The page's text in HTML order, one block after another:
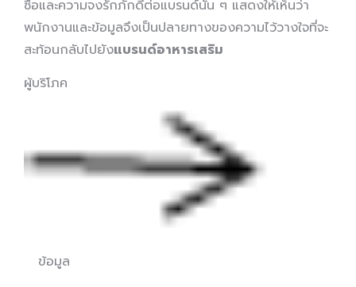
ซื้อและความจงรักภักดีต่อแบรนด์นั้น ๆ แสดงให้เห็นว่า
พนักงานและข้อมูลจึงเป็นปลายทางของความไว้วางใจที่จะ
สะท้อนกลับไปยังแบรนด์อาหารเสริม
ผู้บริโภค
ข้อมูล